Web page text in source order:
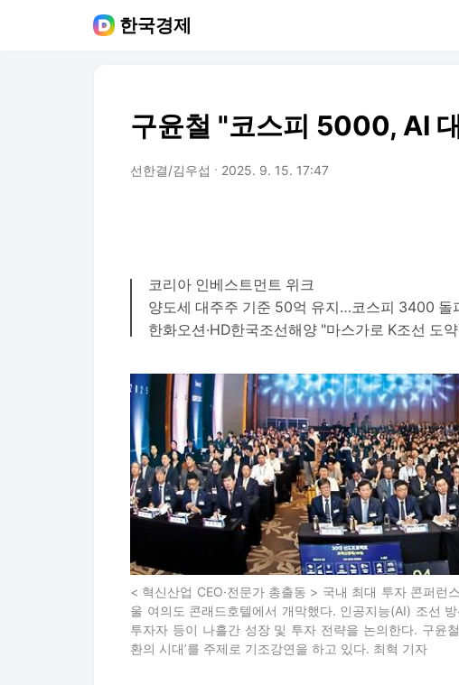
한국경제
구윤철 "코스피 5000, AI
선한결/김우섭 2025. 9. 15. 17:47
코리아 인베스트먼트 위크
양도세 대주주 기준 50억 유지…코스피 3400 돌
한화오션·HD한국조선해양 "마스가로 K조선 도
< 혁신산업 CEO·전문가 총출동 > 국내 최대 투자 콘퍼런
울 여의도 콘래드호텔에서 개막했다. 인공지능(AI) 조선
투자자 등이 나흘간 성장 및 투자 전략을 논의한다. 구윤
환의 시대’를 주제로 기조강연을 하고 있다. 최혁 기자